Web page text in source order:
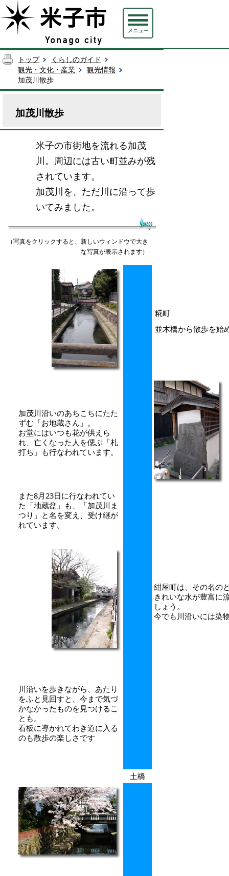
メニュー
トップ
くらしのガイド
観光・文化・産業
観光情報
加茂川散歩
加茂川散歩
米子の市街地を流れる加茂
川。周辺には古い町並みが残
されています。
加茂川を、ただ川に沿って歩
いてみました。
（写真をクリックすると、新しいウィンドウで大き
な写真が表示されます）
糀町
並木橋から散歩を始
加茂川沿いのあちこちにたた
ずむ「お地蔵さん」。
お堂にはいつも花が供えら
れ、亡くなった人を偲ぶ「札
打ち」も行なわれています。
また8月23日に行なわれてい
た「地蔵盆」も、「加茂川ま
つり」と名を変え、受け継が
れています。
紺屋町は、その名の
きれいな水が豊富に
しょう。
今でも川沿いには染
川沿いを歩きながら、あたり
をふと見回すと、今まで気づ
かなかったものを見つけるこ
とも。
看板に導かれてわき道に入る
のも散歩の楽しさです
土橋